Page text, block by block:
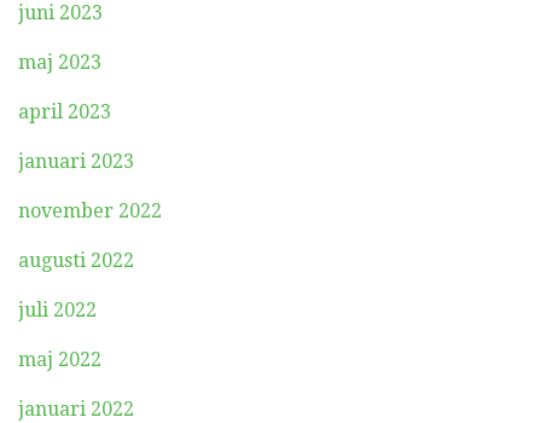
juni 2023
maj 2023
april 2023
januari 2023
november 2022
augusti 2022
juli 2022
maj 2022
januari 2022